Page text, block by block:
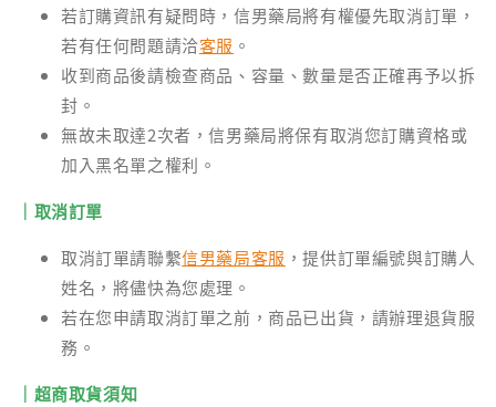
若訂購資訊有疑問時，信男藥局將有權優先取消訂單，
若有任何問題請洽客服 。
收到商品後請檢查商品、容量、數量是否正確再予以拆
封。
無故未取達2次者，信男藥局將保有取消您訂購資格或
加入黑名單之權利。
｜取消訂單
取消訂單請聯繫信男藥局客服 ，提供訂單編號與訂購人
姓名，將儘快為您處理。
若在您申請取消訂單之前，商品已出貨，請辦理退貨服
務。
｜超商取貨須知